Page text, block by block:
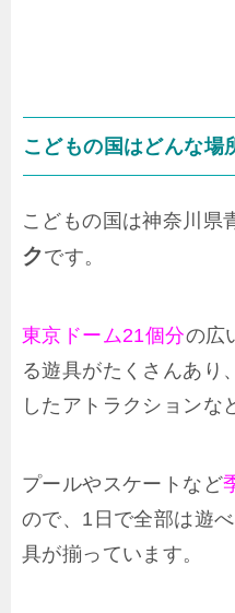
こどもの国はどんな場
こどもの国は神奈川県
クです。
東京ドーム21個分の広
る遊具がたくさんあり
したアトラクションな
プールやスケートなど
ので、1日で全部は遊
具が揃っています。